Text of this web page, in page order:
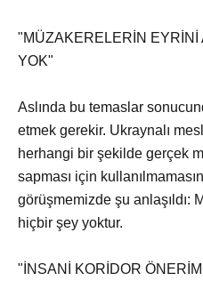
"MÜZAKERELERİN
YOK"
Aslında bu temaslar
etmek gerekir. Ukraynalı
herhangi bir şekilde gerçek
sapması için
görüşmemizde şu anlaşıldı:
hiçbir şey yoktur.
"İNSANİ KORİDOR